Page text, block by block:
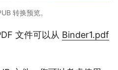
转换预览。
文件可以从 Binder1.pdf